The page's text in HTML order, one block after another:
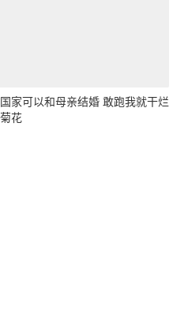
家可以和母亲结婚 敢跑我就干烂
花